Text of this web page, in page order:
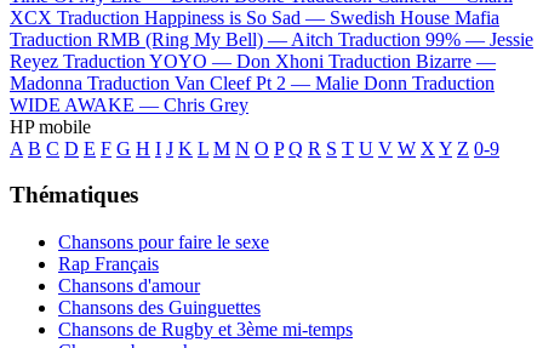
XCX Traduction Happiness is So Sad — Swedish House Mafia
Traduction RMB (Ring My Bell) — Aitch Traduction 99% — Jessie
Reyez Traduction YOYO — Don Xhoni Traduction Bizarre —
Madonna Traduction Van Cleef Pt 2 — Malie Donn Traduction
WIDE AWAKE — Chris Grey
HP mobile
A B C D E F G H I J K L M N O P Q R S T U V W X Y Z 0-9
Thématiques
Chansons pour faire le sexe
Rap Français
Chansons d'amour
Chansons des Guinguettes
Chansons de Rugby et 3ème mi-temps